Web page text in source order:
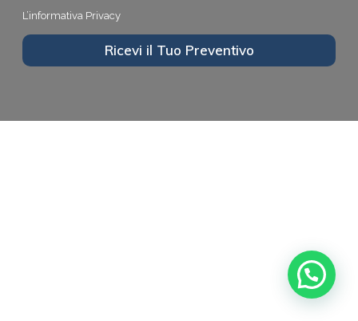
L’informativa Privacy
Ricevi il Tuo Preventivo